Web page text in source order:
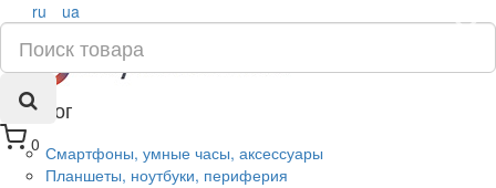
0
×
ru ua
Каталог
Смартфоны, умные часы, аксессуары
Планшеты, ноутбуки, периферия